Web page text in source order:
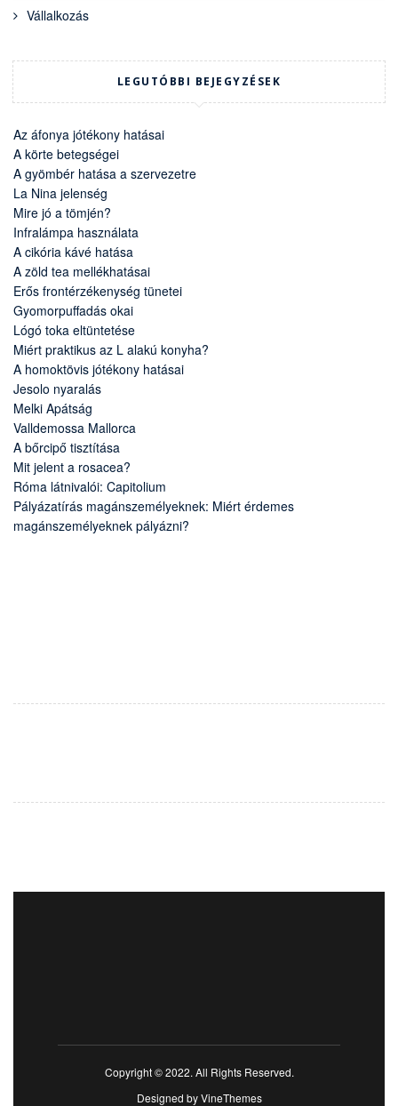
Vállalkozás
LEGUTÓBBI BEJEGYZÉSEK
Az áfonya jótékony hatásai
A körte betegségei
A gyömbér hatása a szervezetre
La Nina jelenség
Mire jó a tömjén?
Infralámpa használata
A cikória kávé hatása
A zöld tea mellékhatásai
Erős frontérzékenység tünetei
Gyomorpuffadás okai
Lógó toka eltüntetése
Miért praktikus az L alakú konyha?
A homoktövis jótékony hatásai
Jesolo nyaralás
Melki Apátság
Valldemossa Mallorca
A bőrcipő tisztítása
Mit jelent a rosacea?
Róma látnivalói: Capitolium
Pályázatírás magánszemélyeknek: Miért érdemes
magánszemélyeknek pályázni?
Copyright © 2022. All Rights Reserved.
Designed byVineThemes